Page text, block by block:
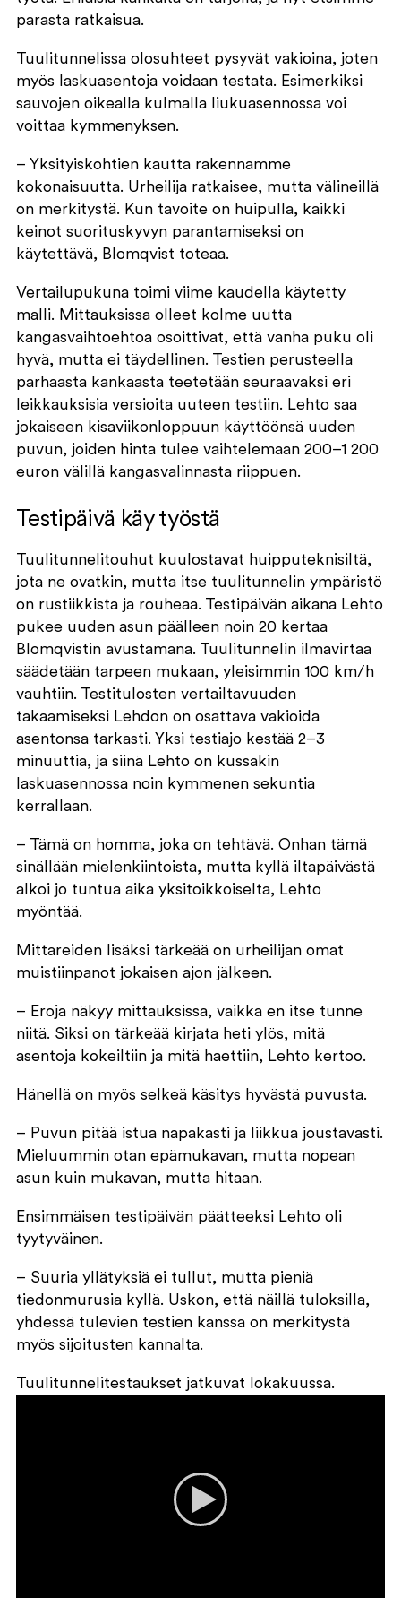
parasta ratkaisua.
Tuulitunnelissa olosuhteet pysyvät vakioina, joten
myös laskuasentoja voidaan testata. Esimerkiksi
sauvojen oikealla kulmalla liukuasennossa voi
voittaa kymmenyksen.
– Yksityiskohtien kautta rakennamme
kokonaisuutta. Urheilija ratkaisee, mutta välineillä
on merkitystä. Kun tavoite on huipulla, kaikki
keinot suorituskyvyn parantamiseksi on
käytettävä, Blomqvist toteaa.
Vertailupukuna toimi viime kaudella käytetty
malli. Mittauksissa olleet kolme uutta
kangasvaihtoehtoa osoittivat, että vanha puku oli
hyvä, mutta ei täydellinen. Testien perusteella
parhaasta kankaasta teetetään seuraavaksi eri
leikkauksisia versioita uuteen testiin. Lehto saa
jokaiseen kisaviikonloppuun käyttöönsä uuden
puvun, joiden hinta tulee vaihtelemaan 200–1 200
euron välillä kangasvalinnasta riippuen.
Testipäivä käy työstä
Tuulitunnelitouhut kuulostavat huipputeknisiltä,
jota ne ovatkin, mutta itse tuulitunnelin ympäristö
on rustiikkista ja rouheaa. Testipäivän aikana Lehto
pukee uuden asun päälleen noin 20 kertaa
Blomqvistin avustamana. Tuulitunnelin ilmavirtaa
säädetään tarpeen mukaan, yleisimmin 100 km/h
vauhtiin. Testitulosten vertailtavuuden
takaamiseksi Lehdon on osattava vakioida
asentonsa tarkasti. Yksi testiajo kestää 2–3
minuuttia, ja siinä Lehto on kussakin
laskuasennossa noin kymmenen sekuntia
kerrallaan.
– Tämä on homma, joka on tehtävä. Onhan tämä
sinällään mielenkiintoista, mutta kyllä iltapäivästä
alkoi jo tuntua aika yksitoikkoiselta, Lehto
myöntää.
Mittareiden lisäksi tärkeää on urheilijan omat
muistiinpanot jokaisen ajon jälkeen.
– Eroja näkyy mittauksissa, vaikka en itse tunne
niitä. Siksi on tärkeää kirjata heti ylös, mitä
asentoja kokeiltiin ja mitä haettiin, Lehto kertoo.
Hänellä on myös selkeä käsitys hyvästä puvusta.
– Puvun pitää istua napakasti ja liikkua joustavasti.
Mieluummin otan epämukavan, mutta nopean
asun kuin mukavan, mutta hitaan.
Ensimmäisen testipäivän päätteeksi Lehto oli
tyytyväinen.
– Suuria yllätyksiä ei tullut, mutta pieniä
tiedonmurusia kyllä. Uskon, että näillä tuloksilla,
yhdessä tulevien testien kanssa on merkitystä
myös sijoitusten kannalta.
Tuulitunnelitestaukset jatkuvat lokakuussa.